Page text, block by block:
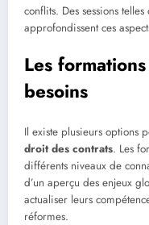
conflits. Des sessions
approfondissent ces
Les
besoins
Il existe plusieurs options
droit des contrats. Les
différents niveaux de
d’un aperçu des enjeux
actualiser leurs
réformes.